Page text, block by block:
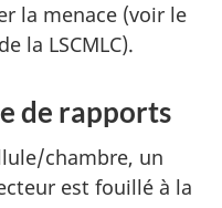
la menace (voir le
de la LSCMLC).
de rapports
chambre, un
est fouillé à la